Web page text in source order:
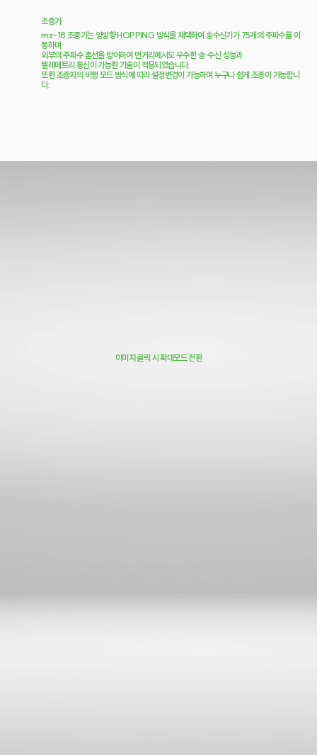
이미지 클릭 시 확대모드 전환
조종기
mz-18 조종기는 양방향 HOPPING 방식을 채택하여 송수신기가 75개의 주파수를 이
동하며
외부의 주파수 혼선을 방어하여 먼거리에서도 우수한 송·수신 성능과
텔레메트리 통신이 가능한 기술이 적용되었습니다.
​또한 조종자의 비행 모드 방식에 따라 설정변경이 가능하여 누구나 쉽게 조종이 가능합니
다.